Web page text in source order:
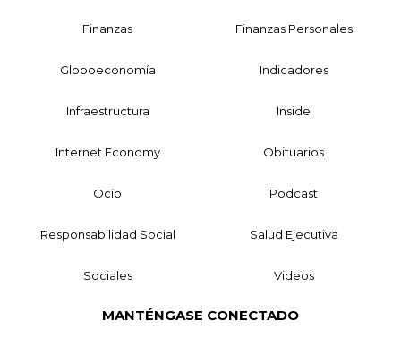
Finanzas Finanzas Personales
Globoeconomía Indicadores
Infraestructura Inside
Internet Economy Obituarios
Ocio Podcast
Responsabilidad Social Salud Ejecutiva
Sociales Videos
MANTÉNGASE CONECTADO